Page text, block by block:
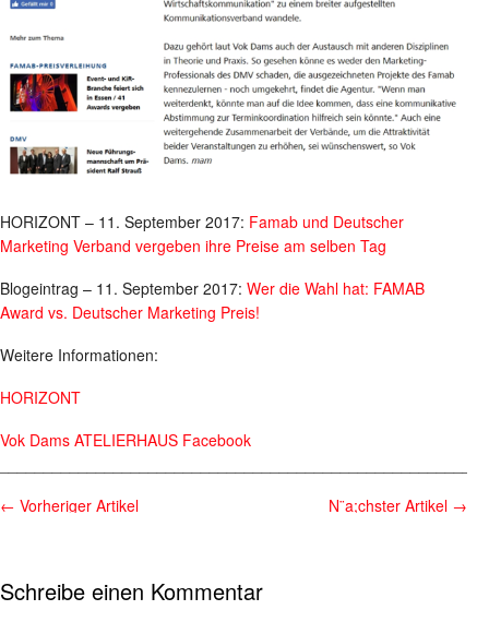
HORIZONT – 11. September 2017: Famab und Deutscher
Marketing Verband vergeben ihre Preise am selben Tag
Blogeintrag – 11. September 2017: Wer die Wahl hat: FAMAB
Award vs. Deutscher Marketing Preis!
Weitere Informationen:
HORIZONT
Vok Dams ATELIERHAUS Facebook
← Vorheriger Artikel N¨a;chster Artikel →
Schreibe einen Kommentar